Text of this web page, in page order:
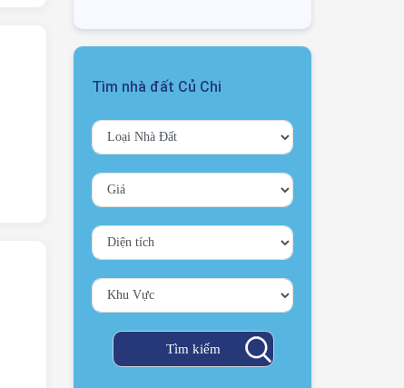
Tìm nhà đất Củ Chi